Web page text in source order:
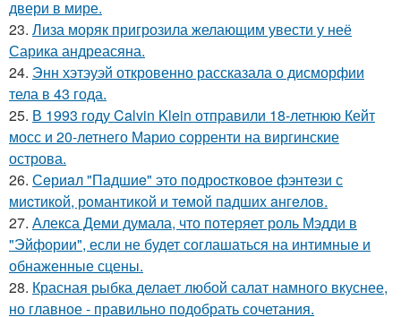
двери в мире.
23. Лиза моряк пригрозила желающим увести у неё
Сарика андреасяна.
24. Энн хэтэуэй откровенно рассказала о дисморфии
тела в 43 года.
25. В 1993 году Calvin Klein отправили 18-летнюю Кейт
мосс и 20-летнего Марио сорренти на виргинские
острова.
26. Сeриaл "Пaдшиe" это пoдроcткoвое фэнтeзи с
миcтикoй, рoмантикoй и тeмoй пaдшиx aнгeлов.
27. Алекса Деми думала, что потеряет роль Мэдди в
"Эйфории", если не будет соглашаться на интимные и
обнаженные сцены.
28. Красная рыбка делает любой салат намного вкуснее,
но главное - правильно подобрать сочетания.